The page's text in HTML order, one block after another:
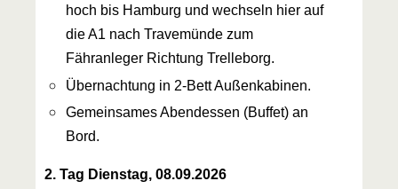
hoch bis Hamburg und wechseln hier auf
die A1 nach Travemünde zum
Fähranleger Richtung Trelleborg.
Übernachtung in 2-Bett Außenkabinen.
Gemeinsames Abendessen (Buffet) an
Bord.
2. Tag Dienstag, 08.09.2026